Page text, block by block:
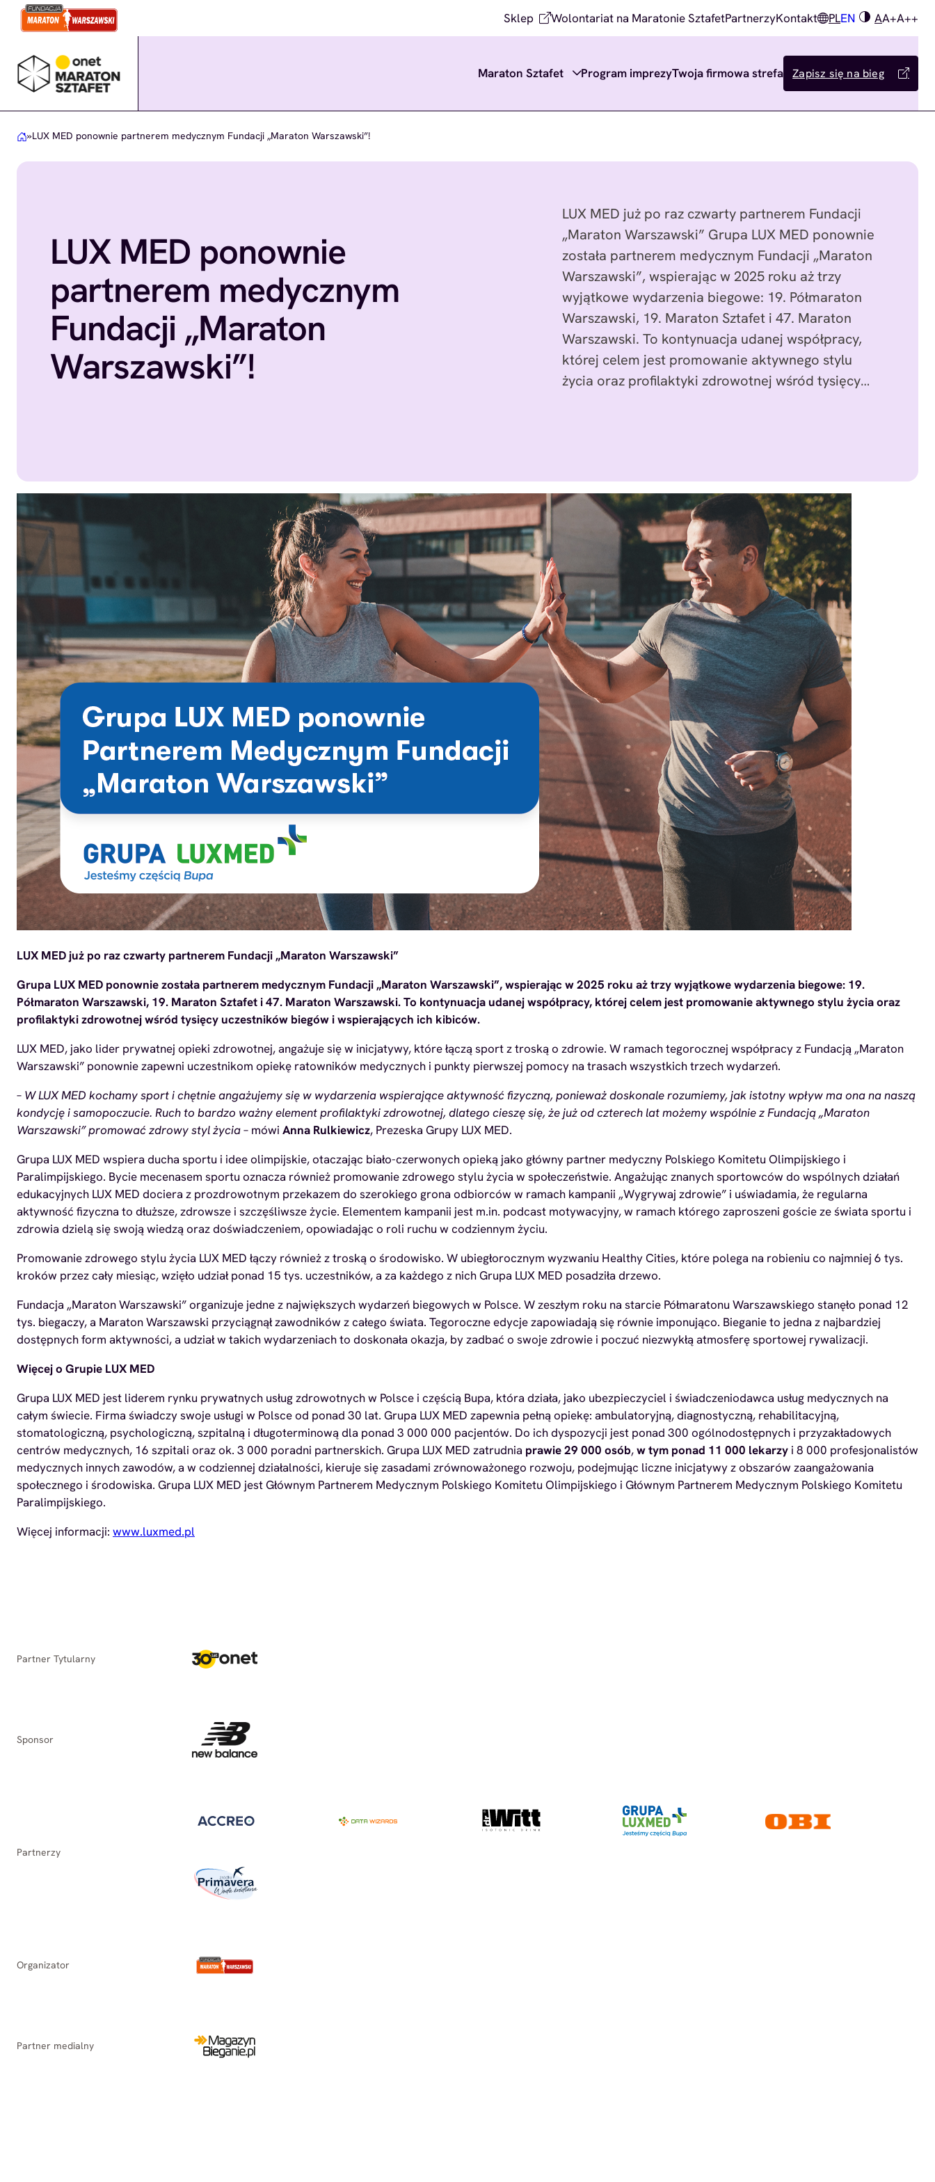
Przejdź
Sklep Wolontariat na Maratonie SztafetPartnerzyKontakt PLEN AA+A++
Maraton Sztafet Program imprezyTwoja firmowa strefa Zapisz się na bieg
»LUX MED ponownie partnerem medycznym Fundacji „Maraton Warszawski”!
LUX MED ponownie
partnerem medycznym
Fundacji „Maraton
Warszawski”!
LUX MED już po raz czwarty partnerem Fundacji
„Maraton Warszawski” Grupa LUX MED ponownie
została partnerem medycznym Fundacji „Maraton
Warszawski”, wspierając w 2025 roku aż trzy
wyjątkowe wydarzenia biegowe: 19. Półmaraton
Warszawski, 19. Maraton Sztafet i 47. Maraton
Warszawski. To kontynuacja udanej współpracy,
której celem jest promowanie aktywnego stylu
życia oraz profilaktyki zdrowotnej wśród tysięcy…
LUX MED już po raz czwarty partnerem Fundacji „Maraton Warszawski”
Grupa LUX MED ponownie została partnerem medycznym Fundacji „Maraton Warszawski”, wspierając w 2025 roku aż trzy wyjątkowe wydarzenia biegowe: 19.
Półmaraton Warszawski, 19. Maraton Sztafet i 47. Maraton Warszawski. To kontynuacja udanej współpracy, której celem jest promowanie aktywnego stylu życia oraz
profilaktyki zdrowotnej wśród tysięcy uczestników biegów i wspierających ich kibiców.
LUX MED, jako lider prywatnej opieki zdrowotnej, angażuje się w inicjatywy, które łączą sport z troską o zdrowie. W ramach tegorocznej współpracy z Fundacją „Maraton
Warszawski” ponownie zapewni uczestnikom opiekę ratowników medycznych i punkty pierwszej pomocy na trasach wszystkich trzech wydarzeń.
– W LUX MED kochamy sport i chętnie angażujemy się w wydarzenia wspierające aktywność fizyczną, ponieważ doskonale rozumiemy, jak istotny wpływ ma ona na naszą
kondycję i samopoczucie. Ruch to bardzo ważny element profilaktyki zdrowotnej, dlatego cieszę się, że już od czterech lat możemy wspólnie z Fundacją „Maraton
Warszawski” promować zdrowy styl życia– mówi Anna Rulkiewicz, Prezeska Grupy LUX MED.
Grupa LUX MED wspiera ducha sportu i idee olimpijskie, otaczając biało-czerwonych opieką jako główny partner medyczny Polskiego Komitetu Olimpijskiego i
Paralimpijskiego. Bycie mecenasem sportu oznacza również promowanie zdrowego stylu życia w społeczeństwie. Angażując znanych sportowców do wspólnych działań
edukacyjnych LUX MED dociera z prozdrowotnym przekazem do szerokiego grona odbiorców w ramach kampanii „Wygrywaj zdrowie” i uświadamia, że regularna
aktywność fizyczna to dłuższe, zdrowsze i szczęśliwsze życie. Elementem kampanii jest m.in. podcast motywacyjny, w ramach którego zaproszeni goście ze świata sportu i
zdrowia dzielą się swoją wiedzą oraz doświadczeniem, opowiadając o roli ruchu w codziennym życiu.
Promowanie zdrowego stylu życia LUX MED łączy również z troską o środowisko. W ubiegłorocznym wyzwaniu Healthy Cities, które polega na robieniu co najmniej 6 tys.
kroków przez cały miesiąc, wzięło udział ponad 15 tys. uczestników, a za każdego z nich Grupa LUX MED posadziła drzewo.
Fundacja „Maraton Warszawski” organizuje jedne z największych wydarzeń biegowych w Polsce. W zeszłym roku na starcie Półmaratonu Warszawskiego stanęło ponad 12
tys. biegaczy, a Maraton Warszawski przyciągnął zawodników z całego świata. Tegoroczne edycje zapowiadają się równie imponująco. Bieganie to jedna z najbardziej
dostępnych form aktywności, a udział w takich wydarzeniach to doskonała okazja, by zadbać o swoje zdrowie i poczuć niezwykłą atmosferę sportowej rywalizacji.
Więcej o Grupie LUX MED
Grupa LUX MED jest liderem rynku prywatnych usług zdrowotnych w Polsce i częścią Bupa, która działa, jako ubezpieczyciel i świadczeniodawca usług medycznych na
całym świecie. Firma świadczy swoje usługi w Polsce od ponad 30 lat. Grupa LUX MED zapewnia pełną opiekę: ambulatoryjną, diagnostyczną, rehabilitacyjną,
stomatologiczną, psychologiczną, szpitalną i długoterminową dla ponad 3 000 000 pacjentów. Do ich dyspozycji jest ponad 300 ogólnodostępnych i przyzakładowych
centrów medycznych, 16 szpitali oraz ok. 3 000 poradni partnerskich. Grupa LUX MED zatrudnia prawie 29 000 osób,w tym ponad 11 000 lekarzy i 8 000 profesjonalistów
medycznych innych zawodów, a w codziennej działalności, kieruje się zasadami zrównoważonego rozwoju, podejmując liczne inicjatywy z obszarów zaangażowania
społecznego i środowiska. Grupa LUX MED jest Głównym Partnerem Medycznym Polskiego Komitetu Olimpijskiego i Głównym Partnerem Medycznym Polskiego Komitetu
Paralimpijskiego.
Więcej informacji: www.luxmed.pl
Partner Tytularny
Sponsor
Partnerzy
Organizator
Partner medialny